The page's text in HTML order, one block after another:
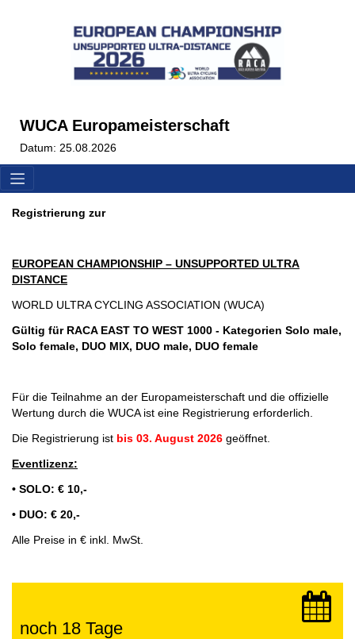
WUCA Europameisterschaft
Datum: 25.08.2026
Registrierung zur
EUROPEAN CHAMPIONSHIP – UNSUPPORTED ULTRA
DISTANCE
WORLD ULTRA CYCLING ASSOCIATION (WUCA)
Gültig für RACA EAST TO WEST 1000 - Kategorien Solo male,
Solo female, DUO MIX, DUO male, DUO female
Für die Teilnahme an der Europameisterschaft und die offizielle
Wertung durch die WUCA ist eine Registrierung erforderlich.
Die Registrierung ist bis 03. August 2026 geöffnet.
Eventlizenz:
• SOLO: € 10,-
• DUO: € 20,-
Alle Preise in € inkl. MwSt.
noch 18 Tage